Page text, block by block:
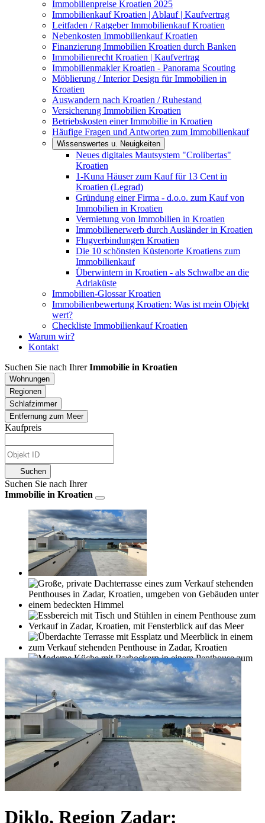
Immobilienpreise Kroatien 2025
Immobilienkauf Kroatien | Ablauf | Kaufvertrag
Leitfaden / Ratgeber Immobilienkauf Kroatien
Nebenkosten Immobilienkauf Kroatien
Finanzierung Immobilien Kroatien durch Banken
Immobilienrecht Kroatien | Kaufvertrag
Immobilienmakler Kroatien - Panorama Scouting
Möblierung / Interior Design für Immobilien in
Kroatien
Auswandern nach Kroatien / Ruhestand
Versicherung Immobilien Kroatien
Betriebskosten einer Immobilie in Kroatien
Häufige Fragen und Antworten zum Immobilienkauf
Wissenswertes u. Neuigkeiten
Neues digitales Mautsystem "Crolibertas"
Kroatien
1-Kuna Häuser zum Kauf für 13 Cent in
Kroatien (Legrad)
Gründung einer Firma - d.o.o. zum Kauf von
Immobilien in Kroatien
Vermietung von Immobilien in Kroatien
Immobilienerwerb durch Ausländer in Kroatien
Flugverbindungen Kroatien
Die 10 schönsten Küstenorte Kroatiens zum
Immobilienkauf
Überwintern in Kroatien - als Schwalbe an die
Adriaküste
Immobilien-Glossar Kroatien
Immobilienbewertung Kroatien: Was ist mein Objekt
wert?
Checkliste Immobilienkauf Kroatien
Warum wir?
Kontakt
Suchen Sie nach IhrerImmobilie in Kroatien
Wohnungen
Regionen
Schlafzimmer
Entfernung zum Meer
Kaufpreis
Suchen
Suchen Sie nach Ihrer
Immobilie in Kroatien
Diklo, Region Zadar: